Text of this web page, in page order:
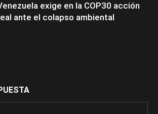
exige en la COP30 acción
ante el colapso ambiental